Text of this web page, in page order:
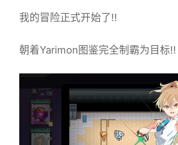
我的冒险正式开始了!!
朝着Yarimon图鉴完全制霸为目标!!